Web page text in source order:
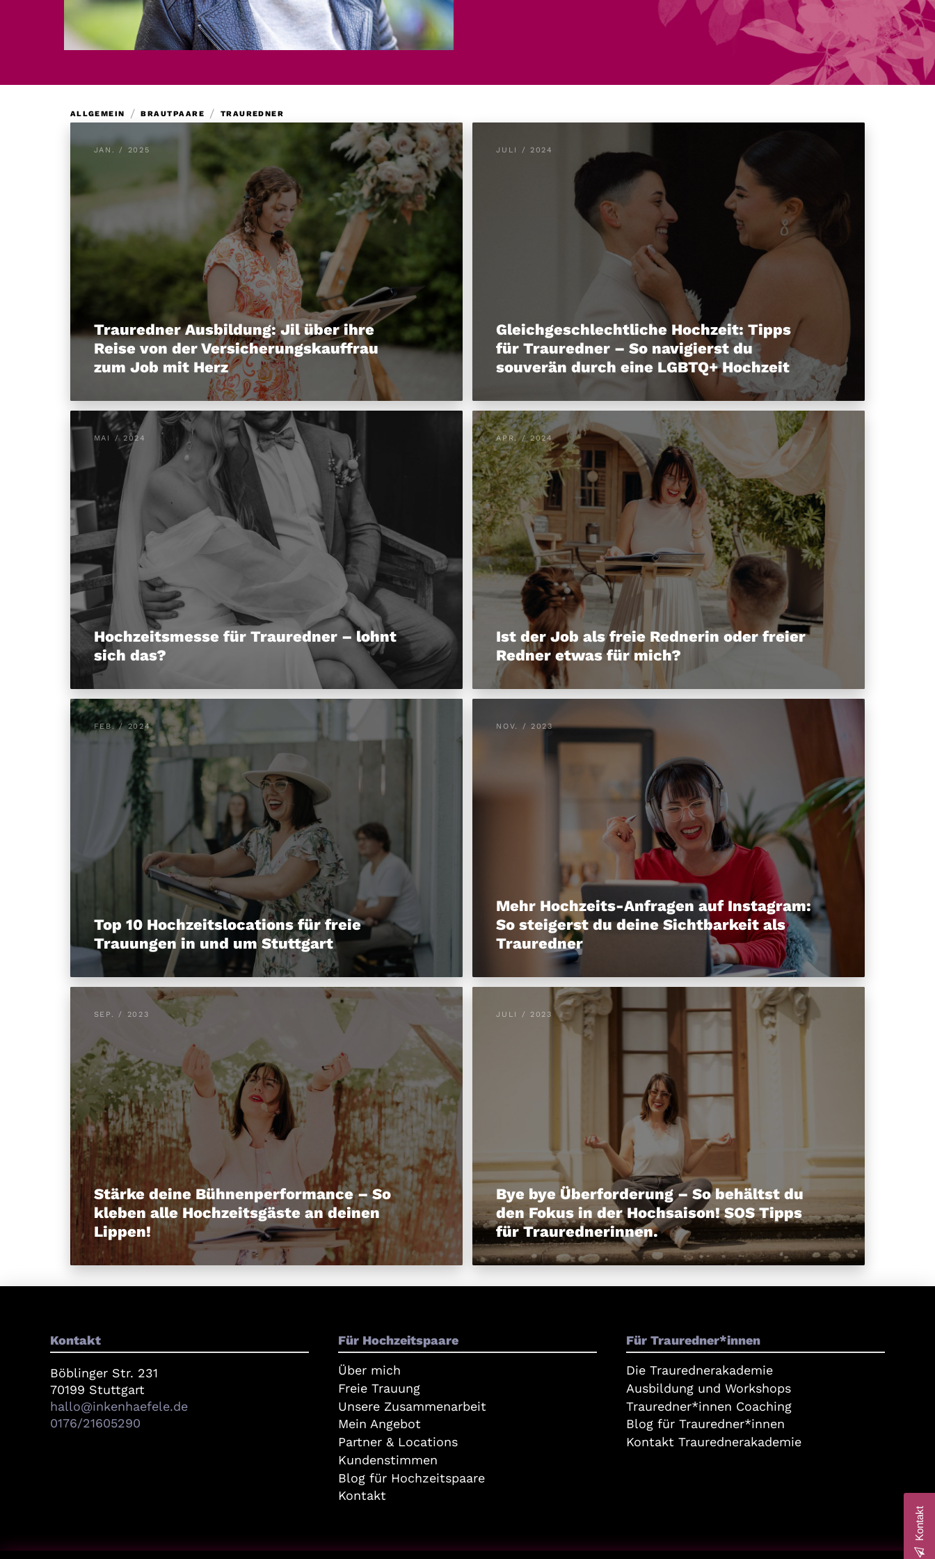
ALLGEMEIN / BRAUTPAARE / TRAUREDNER
JAN. / 2025
Trauredner Ausbildung: Jil über ihre
Reise von der Versicherungskauffrau
zum Job mit Herz
JULI / 2024
Gleichgeschlechtliche Hochzeit: Tipps
für Trauredner – So navigierst du
souverän durch eine LGBTQ+ Hochzeit
MAI / 2024
Hochzeitsmesse für Trauredner – lohnt
sich das?
APR. / 2024
Ist der Job als freie Rednerin oder freier
Redner etwas für mich?
FEB. / 2024
Top 10 Hochzeitslocations für freie
Trauungen in und um Stuttgart
NOV. / 2023
Mehr Hochzeits-Anfragen auf Instagram:
So steigerst du deine Sichtbarkeit als
Trauredner
SEP. / 2023
Stärke deine Bühnenperformance – So
kleben alle Hochzeitsgäste an deinen
Lippen!
JULI / 2023
Bye bye Überforderung – So behältst du
den Fokus in der Hochsaison! SOS Tipps
für Traurednerinnen.
Kontakt
Böblinger Str. 231
70199 Stuttgart
hallo@inkenhaefele.de
0176/21605290
Für Hochzeitspaare
Über mich
Freie Trauung
Unsere Zusammenarbeit
Mein Angebot
Partner & Locations
Kundenstimmen
Blog für Hochzeitspaare
Kontakt
Für Trauredner*innen
Die Traurednerakademie
Ausbildung und Workshops
Trauredner*innen Coaching
Blog für Trauredner*innen
Kontakt Traurednerakademie
Kontakt